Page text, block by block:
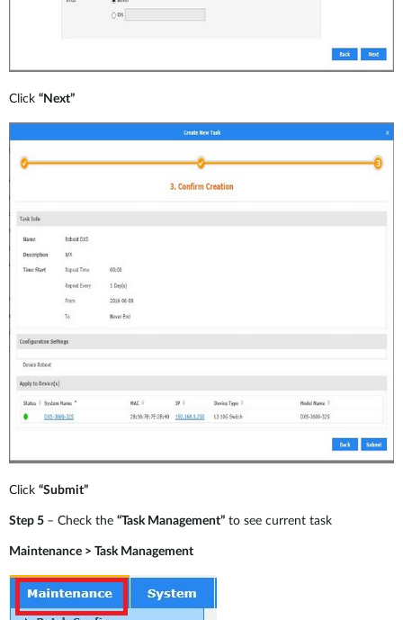
Click “Next”
Click “Submit”
Step 5 – Check the “Task Management” to see current task
Maintenance > Task Management